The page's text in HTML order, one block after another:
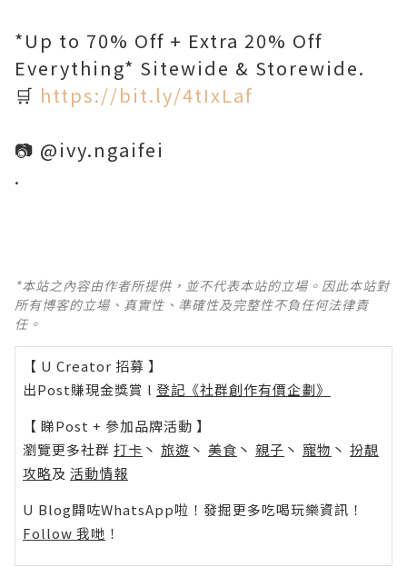
*Up to 70% Off + Extra 20% Off
Everything* Sitewide & Storewide.
🛒 https://bit.ly/4tIxLaf
📷 @ivy.ngaifei
.
*本站之內容由作者所提供，並不代表本站的立場。因此本站對
所有博客的立場、真實性、準確性及完整性不負任何法律責
任。
【 U Creator 招募 】
出Post賺現金獎賞 l 登記《社群創作有價企劃》
【 睇Post + 參加品牌活動 】
瀏覽更多社群 打卡 丶 旅遊 丶 美食 丶 親子 丶 寵物 丶 扮靚
攻略及 活動情報
U Blog開咗WhatsApp啦！發掘更多吃喝玩樂資訊！
Follow 我哋 ！